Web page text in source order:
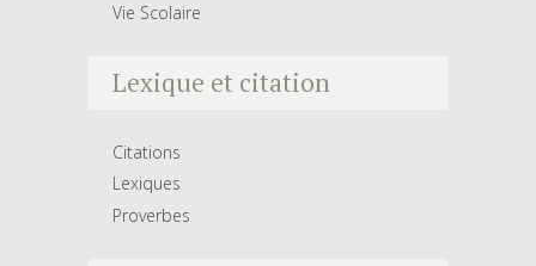
Vie Scolaire
Lexique et citation
Citations
Lexiques
Proverbes